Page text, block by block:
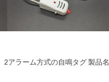
アラーム方式の自鳴タグ 製品名